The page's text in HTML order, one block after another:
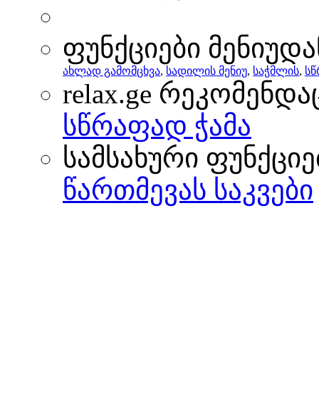
ფუნქციები
ახლად გამომცხვა, სადილის მენიუ, საჭმლის,
relax.ge
სწრაფად ჭამა
სამსახური
წართმევას საკვები